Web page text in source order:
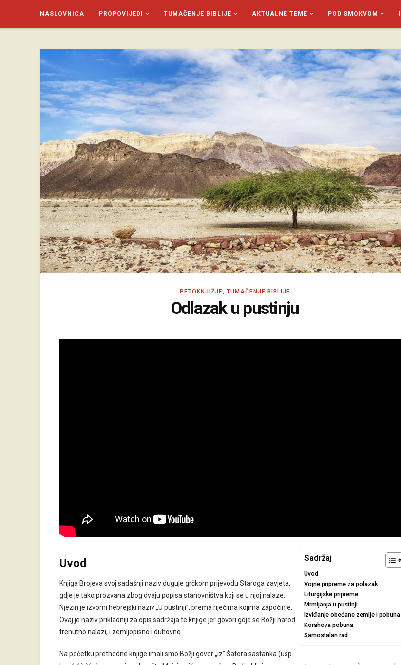
NASLOVNICA PROPOVIJEDI TUMAČENJE BIBLIJE AKTUALNE TEME POD SMOKVOM
SAGUD.XYZ
PETOKNJIŽJE, TUMAČENJE BIBLIJE
Odlazak u pustinju
Sadržaj
Uvod
Vojne pripreme za polazak
Liturgijske pripreme
Mrmljanja u pustinji
Izviđanje obećane zemlje i pobuna
Korahova pobuna
Samostalan rad
Uvod
Knjiga Brojeva svoj sadašnji naziv duguje grčkom prijevodu Staroga zavjeta,
gdje je tako prozvana zbog dvaju popisa stanovništva koji se u njoj nalaze.
Njezin je izvorni hebrejski naziv „U pustinji”, prema riječima kojima započinje.
Ovaj je naziv prikladniji za opis sadržaja te knjige jer govori gdje se Božji narod
trenutno nalazi, i zemljopisno i duhovno.
Na početku prethodne knjige imali smo Božji govor „iz” Šatora sastanka (usp.